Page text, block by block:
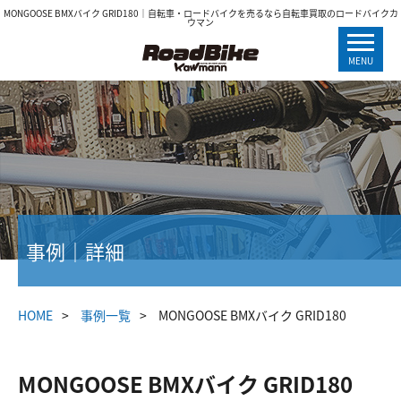
MONGOOSE BMXバイク GRID180｜自転車・ロードバイクを売るなら自転車買取のロードバイクカ
ウマン
MENU
事例｜詳細
HOME 事例一覧 MONGOOSE BMXバイク GRID180
MONGOOSE BMXバイク GRID180